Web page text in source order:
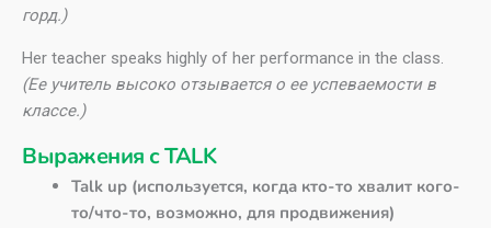
горд.)
Her teacher speaks highly of her performance in the class.
(Ее учитель высоко отзывается о ее успеваемости в
классе.)
Выражения с TALK
Talk up (используется, когда кто-то хвалит кого-
то/что-то, возможно, для продвижения)